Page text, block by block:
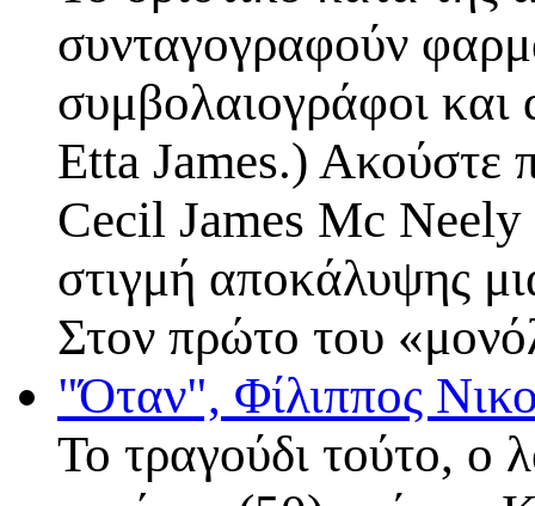
συνταγογραφούν
συμβολαιογράφοι
Etta James.)
Cecil James Mc Neely
στιγμή αποκάλυψης
Στον πρώτο του
"Όταν", Φίλιππος
Το τραγούδι τούτο, ο